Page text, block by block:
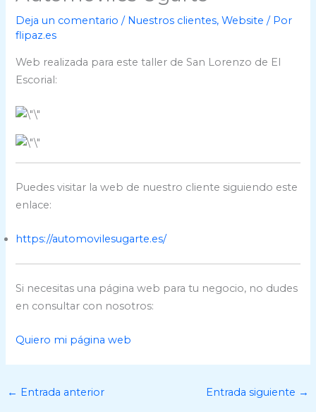
Deja un comentario / Nuestros clientes,Website / Por
flipaz.es
Web realizada para este taller de San Lorenzo de El
Escorial:
Puedes visitar la web de nuestro cliente siguiendo este
enlace:
https://automovilesugarte.es/
Si necesitas una página web para tu negocio, no dudes
en consultar con nosotros:
Quiero mi página web
← Entrada anterior Entrada siguiente →